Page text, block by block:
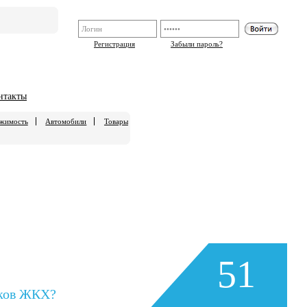
Регистрация Забыли пароль?
Автомобили Товары
ЖКХ? 51